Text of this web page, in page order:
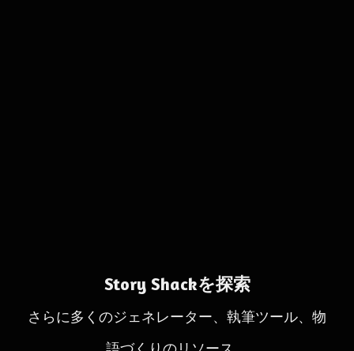
Story Shackを探索
さらに多くのジェネレーター、執筆ツール、物